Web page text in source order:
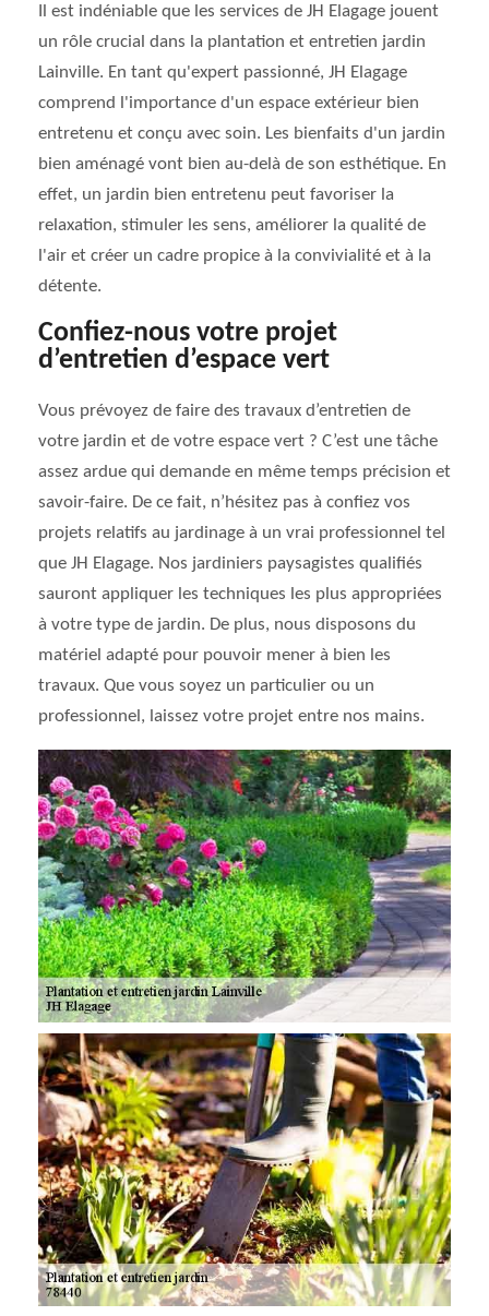
Il est indéniable que les services de JH Elagage jouent
un rôle crucial dans la plantation et entretien jardin
Lainville. En tant qu'expert passionné, JH Elagage
comprend l'importance d'un espace extérieur bien
entretenu et conçu avec soin. Les bienfaits d'un jardin
bien aménagé vont bien au-delà de son esthétique. En
effet, un jardin bien entretenu peut favoriser la
relaxation, stimuler les sens, améliorer la qualité de
l'air et créer un cadre propice à la convivialité et à la
détente.
Confiez-nous votre projet
d’entretien d’espace vert
Vous prévoyez de faire des travaux d’entretien de
votre jardin et de votre espace vert ? C’est une tâche
assez ardue qui demande en même temps précision et
savoir-faire. De ce fait, n’hésitez pas à confiez vos
projets relatifs au jardinage à un vrai professionnel tel
que JH Elagage. Nos jardiniers paysagistes qualifiés
sauront appliquer les techniques les plus appropriées
à votre type de jardin. De plus, nous disposons du
matériel adapté pour pouvoir mener à bien les
travaux. Que vous soyez un particulier ou un
professionnel, laissez votre projet entre nos mains.